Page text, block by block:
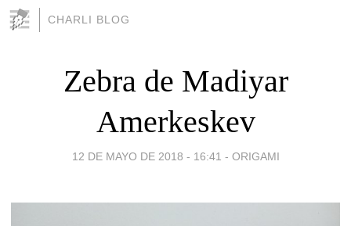
CHARLI BLOG
Zebra de Madiyar
Amerkeskev
12 DE MAYO DE 2018 - 16:41 - ORIGAMI